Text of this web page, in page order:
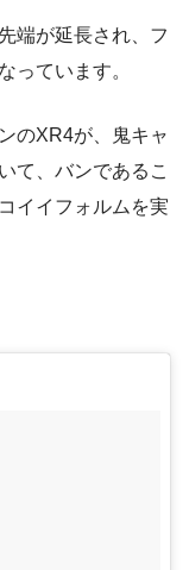
端が延長され、フ
っています。
のXR4が、鬼キャ
て、バンであるこ
イイフォルムを実